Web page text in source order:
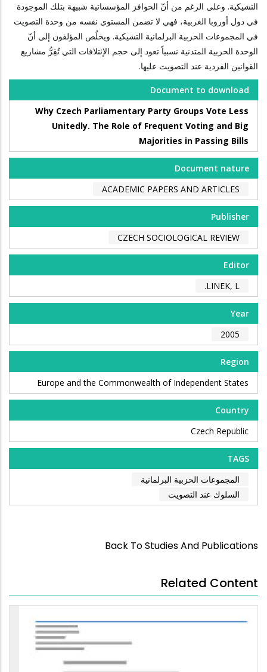
التشيكية. وعلى الرغم من أنّ الحوافز المؤسساتية شبيهة بتلك الموجودة
في دول أوروبا الغربية، فهي لا تضمن المستوى نفسه من وحدة التصويت
في المجموعات الحزبية البرلمانية التشيكية. ويخلُص المؤلفون إلى أنّ
الوحدة الحزبية المتدنية نسبياً تعود إلى حجم الإئتلافات التي تُقِرُّ مشاريع
القوانين الفردية عند التصويت عليها.
Document to download
Why Czech Parliamentary Party Groups Vote Less
Unitedly. The Role of Frequent Voting and Big
Majorities in Passing Bills
Document nature
ACADEMIC PAPERS AND ARTICLES
Publisher
CZECH SOCIOLOGICAL REVIEW
Editor
LINEK, L.
Year
2005
Region
Europe and the Commonwealth of Independent States
Country
Czech Republic
TAGS
المجموعات الحزبية البرلمانية
السلوك عند التصويت
Back To Studies And Publications
Related Content